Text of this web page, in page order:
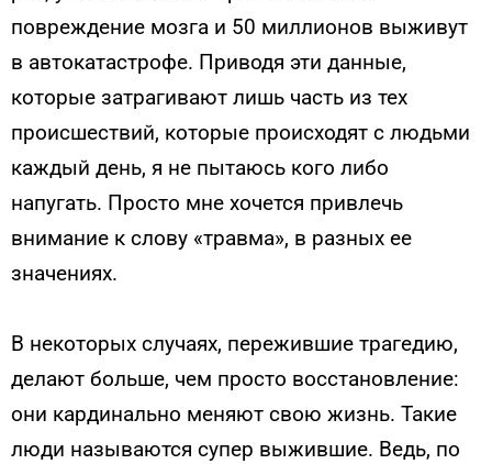
повреждение мозга и 50 миллионов выживут
в автокатастрофе. Приводя эти данные,
которые затрагивают лишь часть из тех
происшествий, которые происходят с людьми
каждый день, я не пытаюсь кого либо
напугать. Просто мне хочется привлечь
внимание к слову «травма», в разных ее
значениях.
В некоторых случаях, пережившие трагедию,
делают больше, чем просто восстановление:
они кардинально меняют свою жизнь. Такие
люди называются супер выжившие. Ведь, по